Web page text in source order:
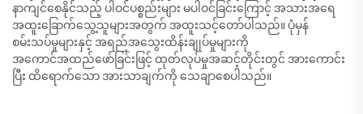
နာကျင်စေနိုင်သည့် ပါဝင်ပစ္စည်းများ မပါဝင်ခြင်းကြောင့် အသားအရေ
အထူးခြောက်သွေ့သူများအတွက် အထူးသင့်တော်ပါသည်။ ပုံမှန်
စမ်းသပ်မှုများနှင့် အရည်အသွေးထိန်းချုပ်မှုများကို
အကောင်အထည်ဖော်ခြင်းဖြင့် ထုတ်လုပ်မှုအဆင့်တိုင်းတွင် အားကောင်း
ပြီး ထိရောက်သော အားသာချက်ကို သေချာစေပါသည်။